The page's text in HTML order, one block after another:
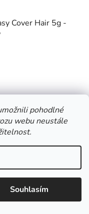
pohodlné
webu neustále
Souhlasím
Cover Hair 5g -
zakrývá šediny a